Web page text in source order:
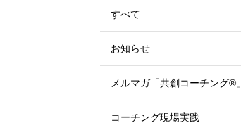
すべて
お知らせ
メルマガ「共創コーチング®」
コーチング現場実践